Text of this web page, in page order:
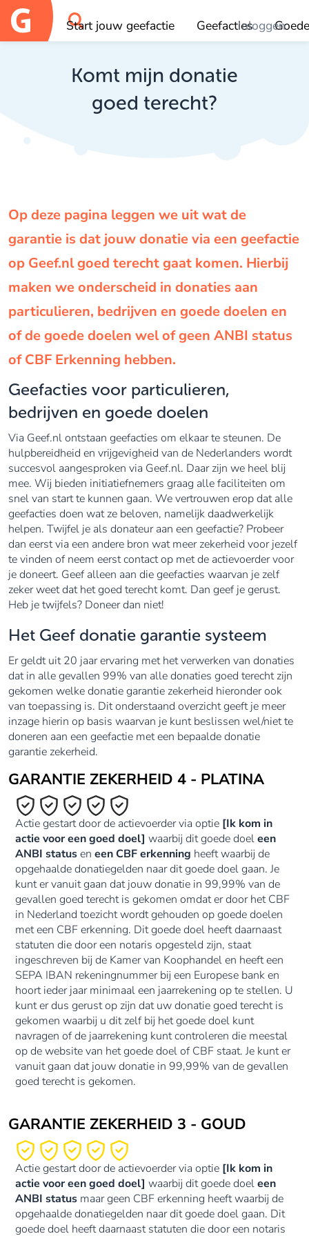
Start jouw geefactie GeefactiesInloggen
OK
Komt mijn donatie
goed terecht?
Op deze pagina leggen we uit wat de
garantie is dat jouw donatie via een geefactie
op Geef.nl goed terecht gaat komen. Hierbij
maken we onderscheid in donaties aan
particulieren, bedrijven en goede doelen en
of de goede doelen wel of geen ANBI status
of CBF Erkenning hebben.
Geefacties voor particulieren,
bedrijven en goede doelen
Via Geef.nl ontstaan geefacties om elkaar te steunen. De
hulpbereidheid en vrijgevigheid van de Nederlanders wordt
succesvol aangesproken via Geef.nl. Daar zijn we heel blij
mee. Wij bieden initiatiefnemers graag alle faciliteiten om
snel van start te kunnen gaan. We vertrouwen erop dat alle
geefacties doen wat ze beloven, namelijk daadwerkelijk
helpen. Twijfel je als donateur aan een geefactie? Probeer
dan eerst via een andere bron wat meer zekerheid voor jezelf
te vinden of neem eerst contact op met de actievoerder voor
je doneert. Geef alleen aan die geefacties waarvan je zelf
zeker weet dat het goed terecht komt. Dan geef je gerust.
Heb je twijfels? Doneer dan niet!
Het Geef donatie garantie systeem
Er geldt uit 20 jaar ervaring met het verwerken van donaties
dat in alle gevallen 99% van alle donaties goed terecht zijn
gekomen welke donatie garantie zekerheid hieronder ook
van toepassing is. Dit onderstaand overzicht geeft je meer
inzage hierin op basis waarvan je kunt beslissen wel/niet te
doneren aan een geefactie met een bepaalde donatie
garantie zekerheid.
GARANTIE ZEKERHEID 4 - PLATINA
Actie gestart door de actievoerder via optie [Ik kom in
actie voor een goed doel] waarbij dit goede doeleen
ANBI statusen een CBF erkenning heeft waarbij de
opgehaalde donatiegelden naar dit goede doel gaan. Je
kunt er vanuit gaan dat jouw donatie in 99,99% van de
gevallen goed terecht is gekomen omdat er door het CBF
in Nederland toezicht wordt gehouden op goede doelen
met een CBF erkenning. Dit goede doel heeft daarnaast
statuten die door een notaris opgesteld zijn, staat
ingeschreven bij de Kamer van Koophandel en heeft een
SEPA IBAN rekeningnummer bij een Europese bank en
hoort ieder jaar minimaal een jaarrekening op te stellen. U
kunt er dus gerust op zijn dat uw donatie goed terecht is
gekomen waarbij u dit zelf bij het goede doel kunt
navragen of de jaarrekening kunt controleren die meestal
op de website van het goede doel of CBF staat. Je kunt er
vanuit gaan dat jouw donatie in 99,99% van de gevallen
goed terecht is gekomen.
GARANTIE ZEKERHEID 3 - GOUD
Actie gestart door de actievoerder via optie [Ik kom in
actie voor een goed doel] waarbij dit goede doeleen
ANBI status maar geen CBF erkenning heeft waarbij de
opgehaalde donatiegelden naar dit goede doel gaan. Dit
goede doel heeft daarnaast statuten die door een notaris